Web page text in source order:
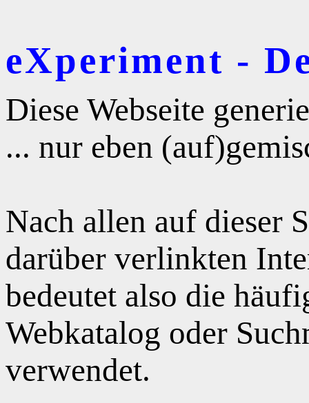
eXperiment -
Diese Webseite
... nur eben
Nach allen auf dieser
darüber verlinkten
bedeutet also die
Webkatalog oder
verwendet.